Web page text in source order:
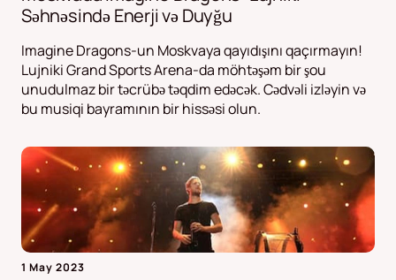
Səhnəsində Enerji və Duyğu
Imagine Dragons-un Moskvaya qayıdışını qaçırmayın!
Lujniki Grand Sports Arena-da möhtəşəm bir şou
unudulmaz bir təcrübə təqdim edəcək. Cədvəli izləyin və
bu musiqi bayramının bir hissəsi olun.
1 May 2023